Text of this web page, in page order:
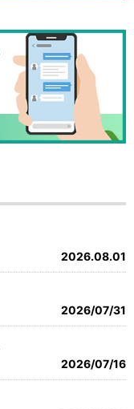
2026.08.01
2026/07/31
2026/07/16